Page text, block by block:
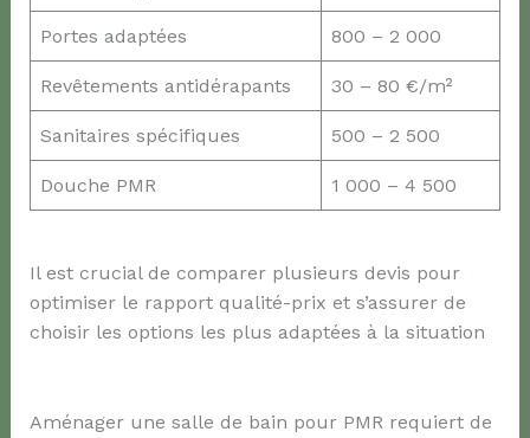
Portes adaptées 800 – 2 000
Revêtements antidérapants 30 – 80 €/m²
Sanitaires spécifiques 500 – 2 500
Douche PMR 1 000 – 4 500
Il est crucial de comparer plusieurs devis pour
optimiser le rapport qualité-prix et s’assurer de
choisir les options les plus adaptées à la situation
Aménager une salle de bain pour PMR requiert de